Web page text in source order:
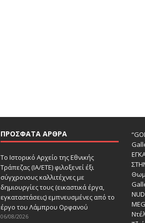
ΠΡΌΣΦΑΤΑ ΆΡΘΡΑ
Το Ιστορικό Αρχείο της Εθνικής
Τράπεζας (ΙΑ/ΕΤΕ) φιλοξενεί έξι
σύγχρονους καλλιτέχνες με
δημιουργίες τους (εικαστικά έργα,
εγκαταστάσεις) εμπνευσμένες από το
έργο του Λάμπρου Ορφανού
06/08/2026